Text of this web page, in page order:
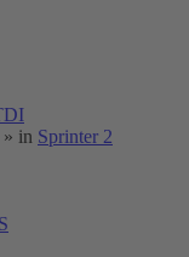
» in Sprinter 2